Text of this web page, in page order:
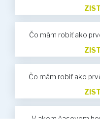
Čo mám robiť ako
Čo mám robiť ako
V akom časovom